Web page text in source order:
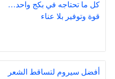
كل ما تحتاجه في بكج واحد…
قوة وتوفير بلا عناء
أفضل سيروم لتساقط الشعر